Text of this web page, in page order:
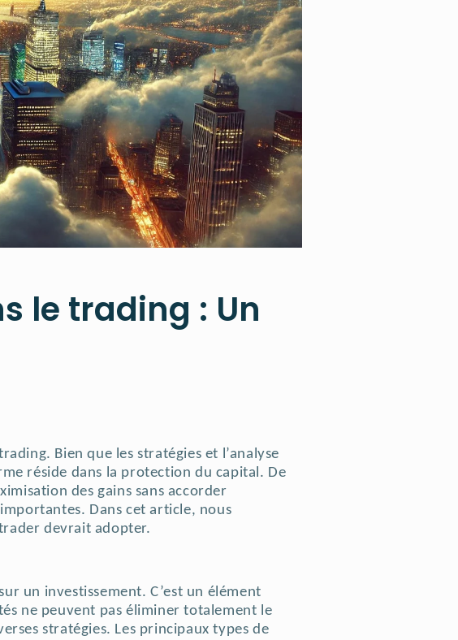
le trading : Un
Bien que les stratégies et l’analyse
réside dans la protection du capital. De
des gains sans accorder
Dans cet article, nous
devrait adopter.
un investissement. C’est un élément
ne peuvent pas éliminer totalement le
stratégies. Les principaux types de